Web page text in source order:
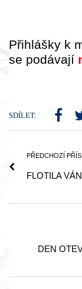
Přihlášky k
se podávají
SDÍLET:
PŘEDCHOZÍ
FLOTILA
DEN